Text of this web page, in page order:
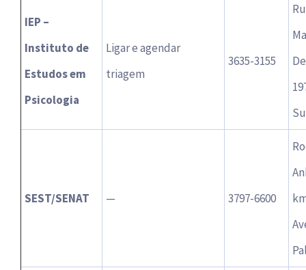
IEP –
Instituto de
Estudos em
Psicologia
Ligar e agendar
triagem
3635-3155
SEST/SENAT — 3797-6600